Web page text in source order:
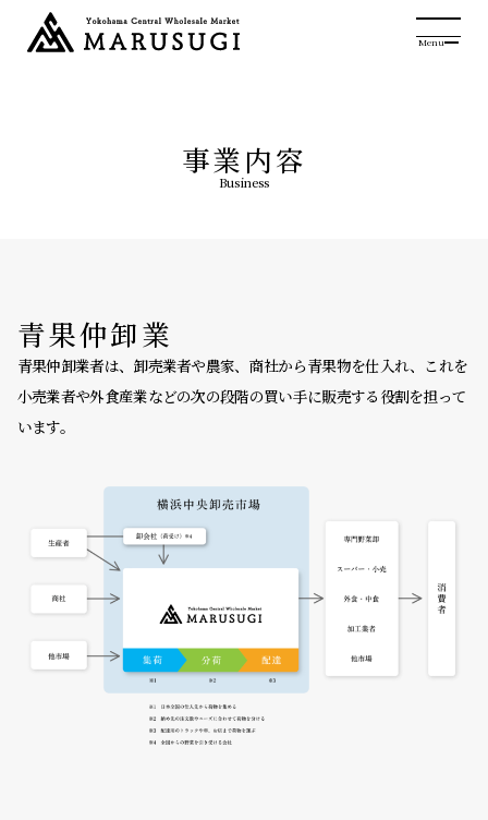
Menu
事業内容
Business
青果仲卸業
青果仲卸業者は、卸売業者や農家、商社から青果物を仕入れ、これを
小売業者や外食産業などの次の段階の買い手に販売する役割を担って
います。